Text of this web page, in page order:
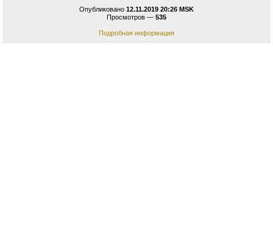
Опубликовано 12.11.2019 20:26 MSK
Просмотров — 535
Подробная информация